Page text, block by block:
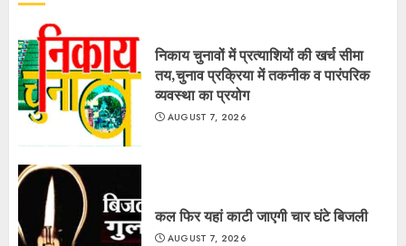
निकाय चुनावों में प्रत्याशियों की खर्च सीमा
तय,चुनाव प्रक्रिया में तकनीक व पारंपरिक
व्यवस्था का प्रयोग
AUGUST 7, 2026
कल फिर यहां काटी जाएगी चार घंटे बिजली
AUGUST 7, 2026